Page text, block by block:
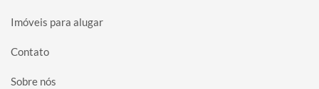
Imóveis para alugar
Contato
Sobre nós